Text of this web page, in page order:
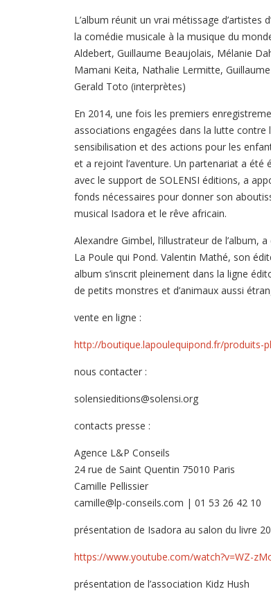
L’album réunit un vrai métissage d’artistes
la comédie musicale à la musique du
Aldebert, Guillaume Beaujolais, Mélanie
Mamani Keita, Nathalie Lermitte,
Gerald Toto (interprètes)
En 2014, une fois les premiers
associations engagées dans la lutte contre
sensibilisation et des actions pour les
et a rejoint l’aventure. Un partenariat a été
avec le support de SOLENSI éditions, a
fonds nécessaires pour donner son
musical Isadora et le rêve africain.
Alexandre Gimbel, l’illustrateur de l’album,
La Poule qui Pond. Valentin Mathé, son
album s’inscrit pleinement dans la ligne
de petits monstres et d’animaux aussi
vente en ligne :
http://boutique.lapoulequipond.fr/produits-
nous contacter :
solensieditions@solensi.org
contacts presse :
Agence L&P Conseils
24 rue de Saint Quentin 75010 Paris
Camille Pellissier
camille@lp-conseils.com | 01 53 26 42 10
présentation de Isadora au salon du livre
https://www.youtube.com/watch?v=WZ-
présentation de l’association Kidz Hush